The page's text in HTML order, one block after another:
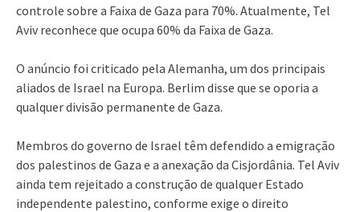
controle sobre a Faixa de Gaza para 70%. Atualmente, Tel
Aviv reconhece que ocupa 60% da Faixa de Gaza.
O anúncio foi criticado pela Alemanha, um dos principais
aliados de Israel na Europa. Berlim disse que se oporia a
qualquer divisão permanente de Gaza.
Membros do governo de Israel têm defendido a emigração
dos palestinos de Gaza e a anexação da Cisjordânia. Tel Aviv
ainda tem rejeitado a construção de qualquer Estado
independente palestino, conforme exige o direito